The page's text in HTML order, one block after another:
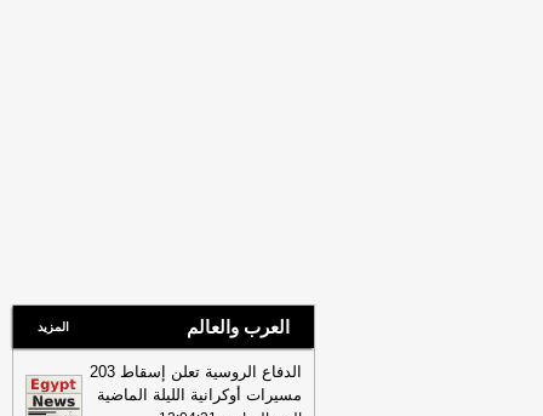
العرب والعالم المزيد
الدفاع الروسية تعلن إسقاط 203
مسيرات أوكرانية الليلة الماضية